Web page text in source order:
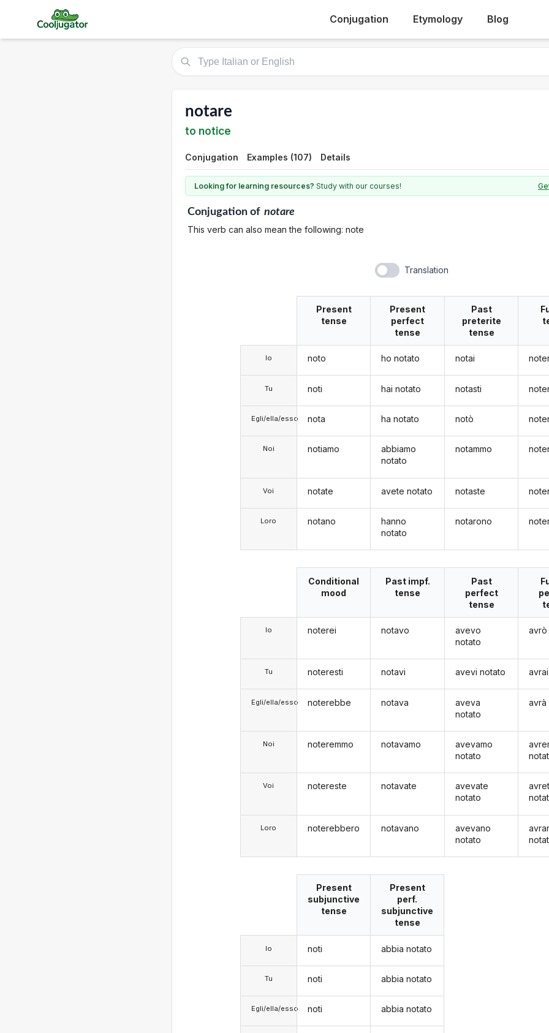
Conjugation Etymology Blog
notare
to notice
Conjugation Examples (107) Details
Looking for learning resources? Study with our courses!
Conjugationof notare
This verb can also mean the following: note
Translation
Io
Tu
Egli/ella/esso
Noi
Voi
Loro
Present
tense
noto
noti
nota
notiamo
notate
notano
Present
perfect
tense
ho notato
hai notato
ha notato
abbiamo
notato
avete notato
hanno
notato
Past
preterite
tense
notai
notasti
notò
notammo
notaste
notarono
Io
Tu
Egli/ella/esso
Noi
Voi
Loro
Conditional
mood
noterei
noteresti
noterebbe
noteremmo
notereste
noterebbero
Past impf.
tense
notavo
notavi
notava
notavamo
notavate
notavano
Past
perfect
tense
avevo
notato
avevi notato
aveva
notato
avevamo
notato
avevate
notato
avevano
notato
avrò
avrà
Io
Tu
Egli/ella/esso
Present
subjunctive
tense
noti
noti
noti
Present
perf.
subjunctive
tense
abbia notato
abbia notato
abbia notato